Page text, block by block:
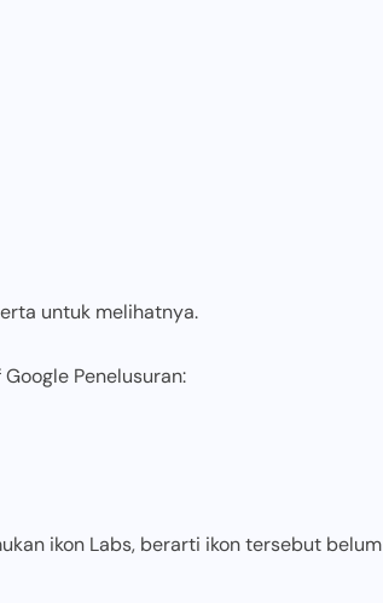
untuk melihatnya.
Penelusuran:
ikon Labs, berarti ikon tersebut belum